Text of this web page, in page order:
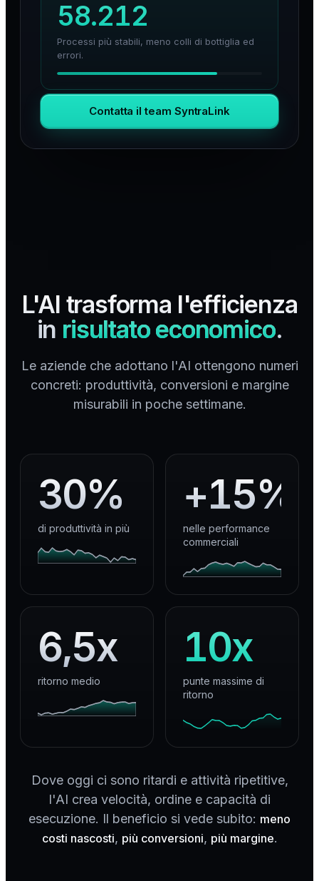
58.212
Processi più stabili, meno colli di bottiglia ed
errori.
Contatta il team SyntraLink
L'AI trasforma l'efficienza
in risultato economico.
Le aziende che adottano l'AI ottengono numeri
concreti: produttività, conversioni e margine
misurabili in poche settimane.
30%
di produttività in più
+15%
nelle performance
commerciali
6,5x
ritorno medio
10x
punte massime di
ritorno
Dove oggi ci sono ritardi e attività ripetitive,
l'AI crea velocità, ordine e capacità di
esecuzione. Il beneficio si vede subito: meno
costi nascosti, più conversioni, più margine.